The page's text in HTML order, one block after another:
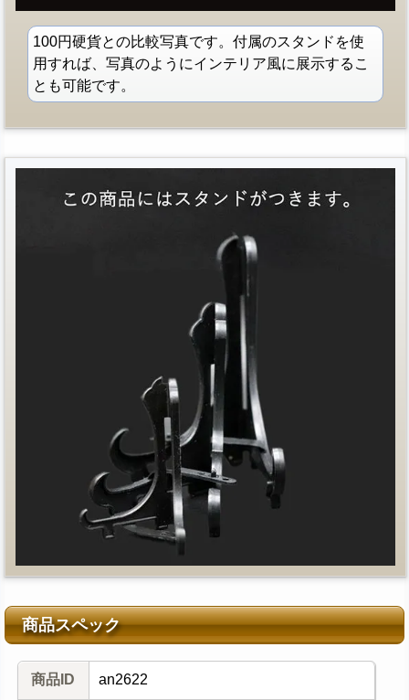
100円硬貨との比較写真です。付属のスタンドを使
用すれば、写真のようにインテリア風に展示するこ
とも可能です。
商品スペック
商品ID an2622